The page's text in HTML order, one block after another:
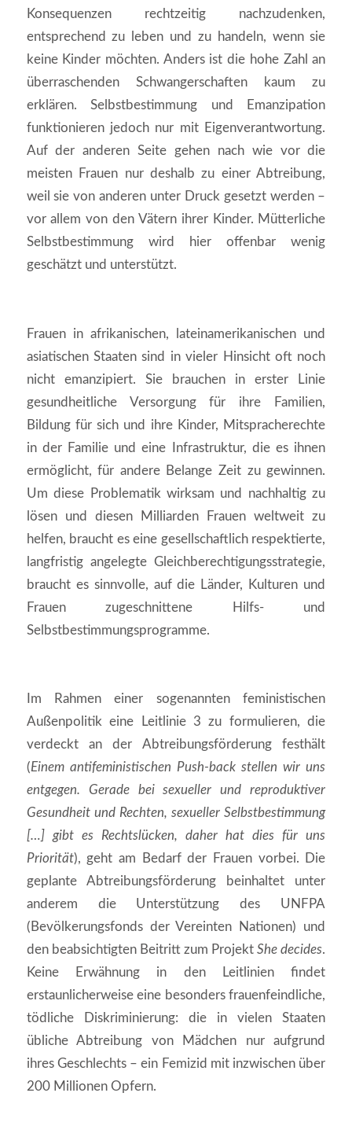
Konsequenzen rechtzeitig nachzudenken,
entsprechend zu leben und zu handeln, wenn sie
keine Kinder möchten. Anders ist die hohe Zahl an
überraschenden Schwangerschaften kaum zu
erklären. Selbstbestimmung und Emanzipation
funktionieren jedoch nur mit Eigenverantwortung.
Auf der anderen Seite gehen nach wie vor die
meisten Frauen nur deshalb zu einer Abtreibung,
weil sie von anderen unter Druck gesetzt werden –
vor allem von den Vätern ihrer Kinder. Mütterliche
Selbstbestimmung wird hier offenbar wenig
geschätzt und unterstützt.
Frauen in afrikanischen, lateinamerikanischen und
asiatischen Staaten sind in vieler Hinsicht oft noch
nicht emanzipiert. Sie brauchen in erster Linie
gesundheitliche Versorgung für ihre Familien,
Bildung für sich und ihre Kinder, Mitspracherechte
in der Familie und eine Infrastruktur, die es ihnen
ermöglicht, für andere Belange Zeit zu gewinnen.
Um diese Problematik wirksam und nachhaltig zu
lösen und diesen Milliarden Frauen weltweit zu
helfen, braucht es eine gesellschaftlich respektierte,
langfristig angelegte Gleichberechtigungsstrategie,
braucht es sinnvolle, auf die Länder, Kulturen und
Frauen zugeschnittene Hilfs- und
Selbstbestimmungsprogramme.
Im Rahmen einer sogenannten feministischen
Außenpolitik eine Leitlinie 3 zu formulieren, die
verdeckt an der Abtreibungsförderung festhält
(Einem antifeministischen Push-back stellen wir uns
entgegen. Gerade bei sexueller und reproduktiver
Gesundheit und Rechten, sexueller Selbstbestimmung
[…] gibt es Rechtslücken, daher hat dies für uns
Priorität), geht am Bedarf der Frauen vorbei. Die
geplante Abtreibungsförderung beinhaltet unter
anderem die Unterstützung des UNFPA
(Bevölkerungsfonds der Vereinten Nationen) und
den beabsichtigten Beitritt zum ProjektShe decides.
Keine Erwähnung in den Leitlinien findet
erstaunlicherweise eine besonders frauenfeindliche,
tödliche Diskriminierung: die in vielen Staaten
übliche Abtreibung von Mädchen nur aufgrund
ihres Geschlechts – ein Femizid mit inzwischen über
200 Millionen Opfern.